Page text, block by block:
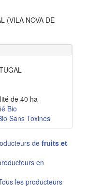
(VILA NOVA DE
de 40 ha
Bio
Sans Toxines
de fruits et
en
les producteurs